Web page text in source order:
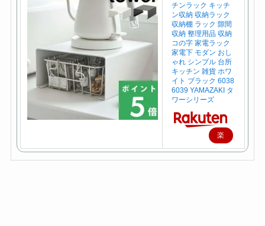
チンラック キッチ
ン収納 収納ラック
収納棚 ラック 隙間
収納 整理用品 収納
コの字 家電ラック
家電下 モダン おし
ゃれ シンプル 台所
キッチン 雑貨 ホワ
イト ブラック 6038
6039 YAMAZAKI タ
ワーシリーズ
楽
天